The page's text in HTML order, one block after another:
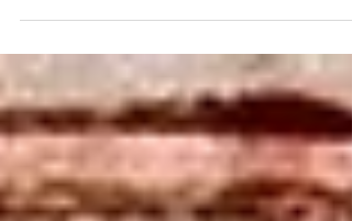
remarque à ses compagnons de voyage : dans la
Sérénissime, il n’y a pas plus d’asphalte qu’il y a de
verdure (et les moineaux qui vont avec).
bien évidemment, aussi naturelle soit-elle, est à
nuancer : on trouve un petit parc par ci par-là, des
arbres vénéra